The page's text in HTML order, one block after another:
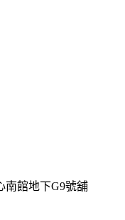
南館地下G9號舖